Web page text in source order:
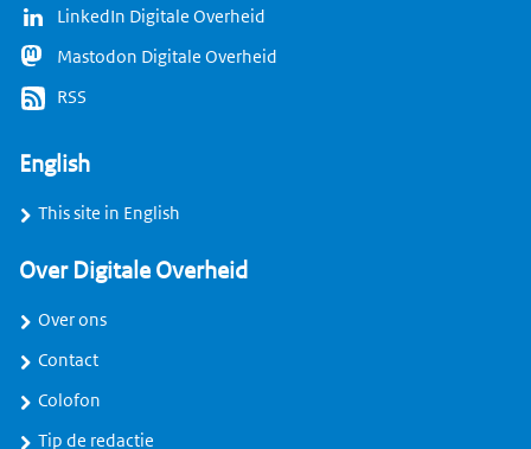
LinkedIn Digitale Overheid
Mastodon Digitale Overheid
RSS
English
This site in English
Over Digitale Overheid
Over ons
Contact
Colofon
Tip de redactie